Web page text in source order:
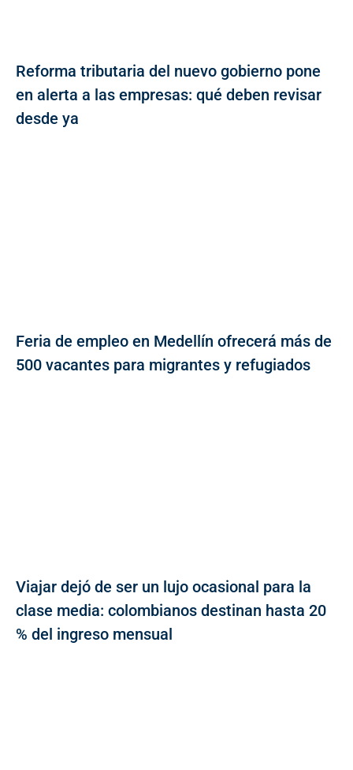
Reforma tributaria del nuevo gobierno pone
en alerta a las empresas: qué deben revisar
desde ya
Feria de empleo en Medellín ofrecerá más de
500 vacantes para migrantes y refugiados
Viajar dejó de ser un lujo ocasional para la
clase media: colombianos destinan hasta 20
% del ingreso mensual